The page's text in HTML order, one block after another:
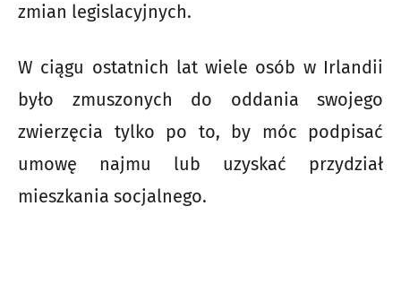
zmian legislacyjnych.
W ciągu ostatnich lat wiele osób w Irlandii
było zmuszonych do oddania swojego
zwierzęcia tylko po to, by móc podpisać
umowę najmu lub uzyskać przydział
mieszkania socjalnego.